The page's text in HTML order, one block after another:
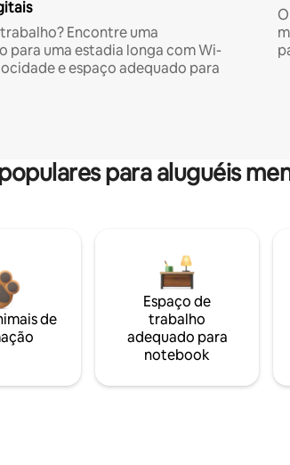
Encontre uma
para uma estadia longa com Wi-
e espaço adequado para
para aluguéis
de
Espaço de
trabalho
adequado para
notebook